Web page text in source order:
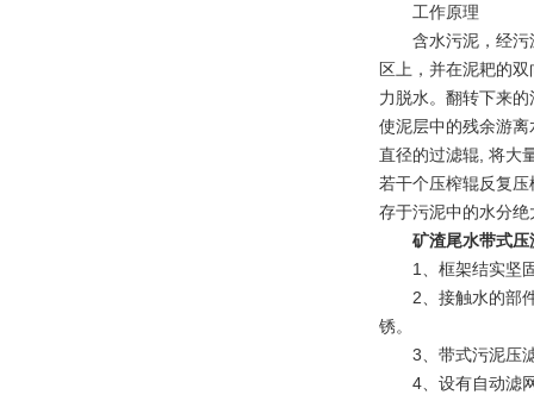
工作原理
含水污泥，经污泥
区上，并在泥耙的
力脱水。翻转下来
使泥层中的残余游
直径的过滤辊, 将大
若干个压榨辊反复
存于污泥中的水分
矿渣尾水带式压
1、框架结实坚固
2、接触水的部件
锈。
3、带式污泥压滤
4、设有自动滤网